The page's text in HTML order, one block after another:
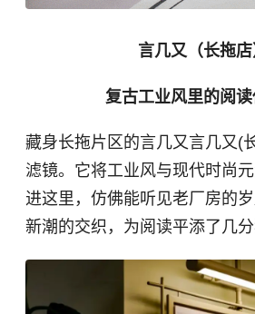
言几又（长拖店
复古工业风里的阅
藏身长拖片区的言几又言几又(
滤镜。它将工业风与现代时尚
进这里，仿佛能听见老厂房的
新潮的交织，为阅读平添了几分